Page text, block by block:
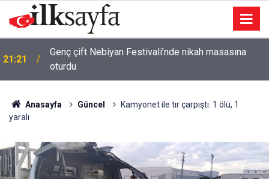
21:01
Sağlık kontrolüne götürüldüğü hastanede vurulan
istismar şüphelisi hayatını kaybetti
Anasayfa Güncel
Kamyonet ile tır çarpıştı: 1 ölü, 1
yaralı